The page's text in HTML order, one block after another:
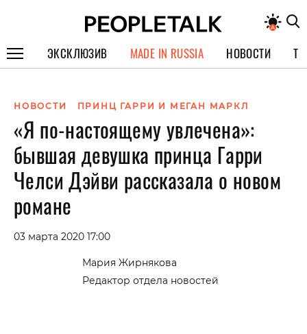
ЭКСКЛЮЗИВ
СПЕЦПРОЕКТЫ
ИНТЕРВЬЮ
ПОКОЛЕНИЕ
MADE IN RUSSIA НОВОСТИ
НОВОСТИ ПРИНЦ ГАРРИ И МЕГАН МАРКЛ
«Я по-настоящему увлечена»:
бывшая девушка принца Гарри
Челси Дэйви рассказала о новом
романе
03 марта 2020 17:00
Мария Жирнякова
Редактор отдела новостей